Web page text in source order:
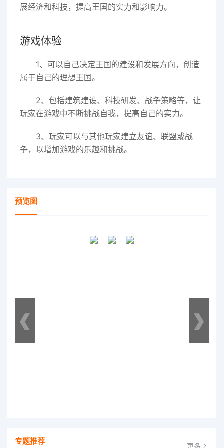
展经济和科技，提高王国的实力和影响力。
游戏体验
1、可以自己决定王国的建设和发展方向，创造
属于自己的理想王国。
2、包括建筑建设、科技研发、战争策略等，让
玩家在游戏中不断挑战自我，提高自己的实力。
3、玩家可以与其他玩家建立友谊、联盟或战
争，以增加游戏的乐趣和挑战。
预览图
专题推荐 更多